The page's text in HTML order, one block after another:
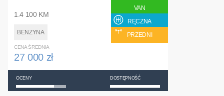
1.4 100 KM
BENZYNA
VAN
RĘCZNA
PRZEDNI
CENA ŚREDNIA
27 000 zł
OCENY DOSTĘPNOŚĆ